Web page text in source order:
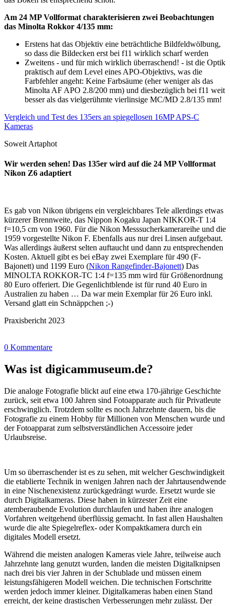
Am 24 MP Vollformat charakterisieren zwei Beobachtungen
das Minolta Rokkor 4/135 mm:
Erstens hat das Objektiv eine beträchtliche Bildfeldwölbung,
so dass die Bildecken erst bei f11 wirklich scharf werden
Zweitens - und für mich wirklich überraschend! - ist die Optik
praktisch auf dem Level eines APO-Objektivs, was die
Farbfehler angeht: Keine Farbsäume (eher weniger als das
Minolta AF APO 2.8/200 mm) und diesbezüglich bei f11 weit
besser als das vielgerühmte vierlinsige MC/MD 2.8/135 mm!
Vergleich und Test des 135ers an spiegellosen 16MP APS-C
Kameras
Soweit Artaphot
Wir werden sehen! Das 135er wird auf die 24 MP Vollformat
Nikon Z6 adaptiert
Es gab von Nikon übrigens ein vergleichbares Tele allerdings etwas
kürzerer Brennweite, das Nippon Kogaku Japan NIKKOR-T 1:4
f=10,5 cm von 1960. Für die Nikon Messsucherkamerareihe und die
1959 vorgestellte Nikon F. Ebenfalls aus nur drei Linsen aufgebaut.
Was allerdings äußerst selten auftaucht und dann zu entsprechenden
Kosten. Aktuell gibt es bei eBay zwei Exemplare für 490 (F-
Bajonett) und 1199 Euro (Nikon Rangefinder-Bajonett) Das
MINOLTA ROKKOR-TC 1:4 f=135 mm wird für Größenordnung
80 Euro offeriert. Die Gegenlichtblende ist für rund 40 Euro in
Australien zu haben … Da war mein Exemplar für 26 Euro inkl.
Versand glatt ein Schnäppchen ;-)
Praxisbericht 2023
0 Kommentare
Was ist digicammuseum.de?
Die analoge Fotografie blickt auf eine etwa 170-jährige Geschichte
zurück, seit etwa 100 Jahren sind Fotoapparate auch für Privatleute
erschwinglich. Trotzdem sollte es noch Jahrzehnte dauern, bis die
Fotografie zu einem Hobby für Millionen von Menschen wurde und
der Fotoapparat zum selbstverständlichen Accessoire jeder
Urlaubsreise.
Um so überraschender ist es zu sehen, mit welcher Geschwindigkeit
die etablierte Technik in wenigen Jahren nach der Jahrtausendwende
in eine Nischenexistenz zurückgedrängt wurde. Ersetzt wurde sie
durch Digitalkameras. Diese haben in kürzester Zeit eine
atemberaubende Evolution durchlaufen und haben ihre analogen
Vorfahren weitgehend überflüssig gemacht. In fast allen Haushalten
wurde die alte Spiegelreflex- oder Kompaktkamera durch ein
digitales Modell ersetzt.
Während die meisten analogen Kameras viele Jahre, teilweise auch
Jahrzehnte lang genutzt wurden, landen die meisten Digitalknipsen
nach drei bis vier Jahren in der Schublade und müssen einem
leistungsfähigeren Modell weichen. Die technischen Fortschritte
werden jedoch immer kleiner. Digitalkameras haben einen Stand
erreicht, der keine drastischen Verbesserungen mehr zulässt. Der